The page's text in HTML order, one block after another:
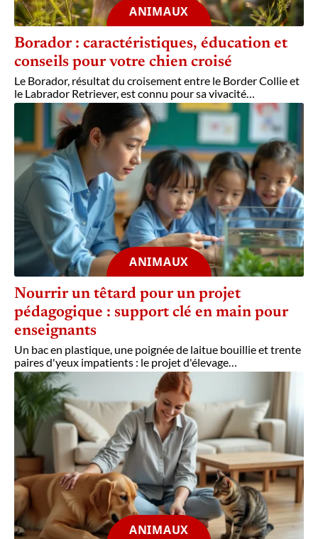
ANIMAUX
Borador : caractéristiques, éducation et
conseils pour votre chien croisé
Le Borador, résultat du croisement entre le Border Collie et
le Labrador Retriever, est connu pour sa vivacité
ANIMAUX
Nourrir un têtard pour un projet
pédagogique : support clé en main pour
enseignants
Un bac en plastique, une poignée de laitue bouillie et trente
paires d'yeux impatients : le projet d'élevage
ANIMAUX